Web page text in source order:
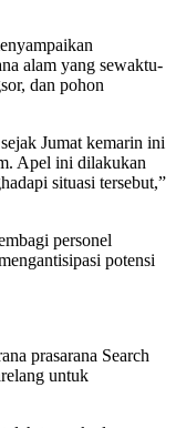
alam yang sewaktu-
dan pohon
Jumat kemarin ini
Apel ini dilakukan
situasi tersebut,”
personel
potensi
prasarana Search
untuk